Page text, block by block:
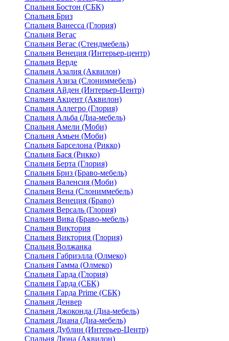
Спальня Бостон (СБК)
Спальня Бриз
Спальня Ванесса (Глория)
Спальня Вегас
Спальня Вегас (Стендмебель)
Спальня Венеция (Интерьер-центр)
Спальня Верде
Спальня Азалия (Аквилон)
Спальня Азиза (Слониммебель)
Спальня Айден (Интерьер-Центр)
Спальня Акцент (Аквилон)
Спальня Аллегро (Глория)
Спальня Альба (Диа-мебель)
Спальня Амели (Моби)
Спальня Амьен (Моби)
Спальня Барселона (Рикко)
Спальня Бася (Рикко)
Спальня Берта (Глория)
Спальня Бриз (Браво-мебель)
Спальня Валенсия (Моби)
Спальня Вена (Слониммебель)
Спальня Венеция (Браво)
Спальня Версаль (Глория)
Спальня Вива (Браво-мебель)
Спальня Виктория
Спальня Виктория (Глория)
Спальня Волжанка
Спальня Габриэлла (Олмеко)
Спальня Гамма (Олмеко)
Спальня Гарда (Глория)
Спальня Гарда (СБК)
Спальня Гарда Prime (СБК)
Спальня Денвер
Спальня Джоконда (Диа-мебель)
Спальня Диана (Диа-мебель)
Спальня Дублин (Интерьер-Центр)
Спальня Дюна (Аквилон)